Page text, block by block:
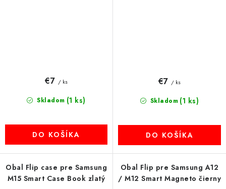
Skladom (1 ks)
€7 / ks
DO KOŠÍKA
Skladom (1 ks)
€7 / ks
DO KOŠÍKA
Obal Flip case pre Samsung
M15 Smart Case Book zlatý
Obal Flip pre Samsung A12
/ M12 Smart Magneto čierny